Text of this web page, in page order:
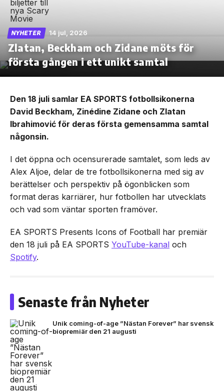
NYHETER 14 jul, 2026
Zlatan, Beckham och Zidane möts för
första gången i ett unikt samtal
Den 18 juli samlar EA SPORTS fotbollsikonerna
David Beckham, Zinédine Zidane och Zlatan
Ibrahimović för deras första gemensamma samtal
någonsin.
I det öppna och ocensurerade samtalet, som leds av
Alex Aljoe, delar de tre fotbollsikonerna med sig av
berättelser och perspektiv på ögonblicken som
format deras karriärer, hur fotbollen har utvecklats
och vad som väntar sporten framöver.
EA SPORTS Presents Icons of Football har premiär
den 18 juli på EA SPORTS YouTube-kanal och
Spotify.
Senaste från Nyheter
Unik coming-of-age ”Nästan Forever” har svensk
biopremiär den 21 augusti